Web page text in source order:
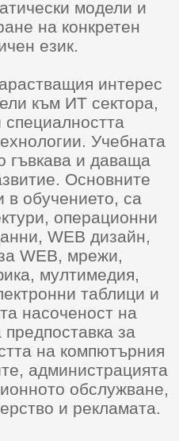
модели и
на конкретен
език.
интерес
към ИТ сектора,
Учебната
гъвкава и даваща
Основните
в обучението, са
операционни
WEB дизайн,
WEB, мрежи,
мултимедия,
таблици и
насоченост на
за
на компютърния
администрацията
обслужване,
и рекламата.